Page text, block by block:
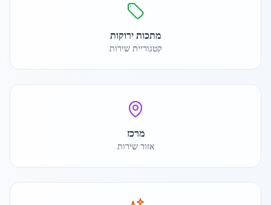
מתכות ירוקות
קטגוריית שירות
מרכז
אזור שירות